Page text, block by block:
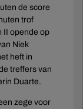
de score
trof
II opende op
Niek
heft in
treffers van
Duarte.
zege voor